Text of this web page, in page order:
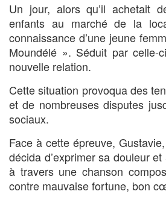
Un jour, alors qu’il achetait
enfants au marché de la
connaissance d’une jeune
Moundélé ». Séduit par celle-
nouvelle relation.
Cette situation provoqua des
et de nombreuses disputes
sociaux.
Face à cette épreuve,
décida d’exprimer sa douleur
à travers une chanson
contre mauvaise fortune, bon